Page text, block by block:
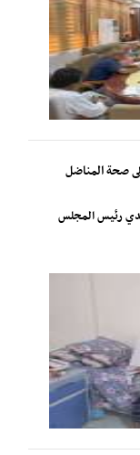
صحة المناضل
رئيس المجلس